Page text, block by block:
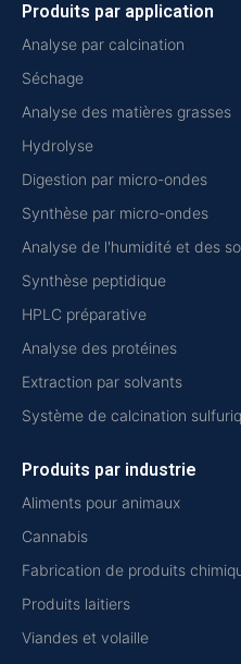
Produits par application
Analyse par calcination
Séchage
Analyse des matières grasses
Hydrolyse
Digestion par micro-ondes
Synthèse par micro-ondes
Analyse de l'humidité et des
Synthèse peptidique
HPLC préparative
Analyse des protéines
Extraction par solvants
Système de calcination
Produits par industrie
Aliments pour animaux
Cannabis
Fabrication de produits
Produits laitiers
Viandes et volaille